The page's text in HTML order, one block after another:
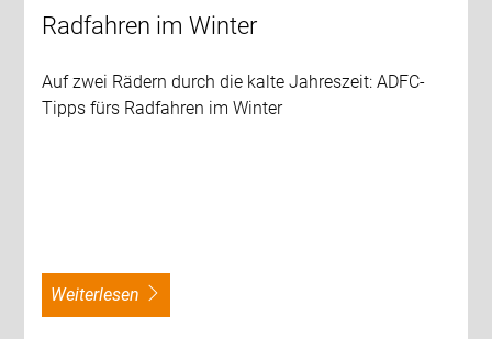
Radfahren im Winter
Auf zwei Rädern durch die kalte Jahreszeit: ADFC-
Tipps fürs Radfahren im Winter
weiterlesen